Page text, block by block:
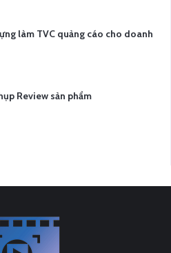
làm TVC quảng cáo cho doanh
Review sản phẩm